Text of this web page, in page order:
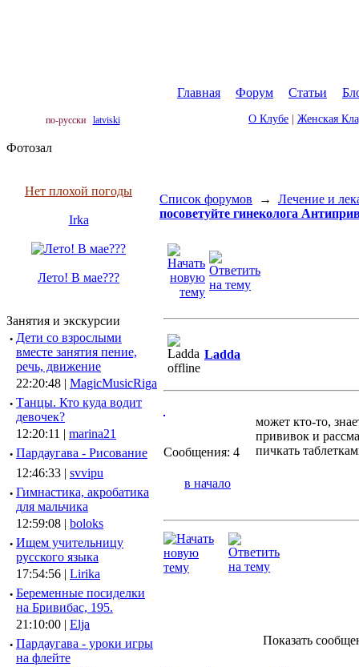
Главная Форум Статьи
по-русски latviski О Клубе Женская
Фотозал
Нет плохой погоды
Irka
Лето! В мае???
Занятия и экскурсии
· Дети со взрослыми
вместе занятия пение,
речь, движение
22:20:48 | MagicMusicRiga
· Танцы. Кто куда водит
девочек?
12:20:11 | marina21
· Пардаугава - Рисование
12:46:33 | svvipu
· Гимнастика, акробатика
для мальчика
12:59:08 | boloks
· Ищем учительницу
русского языка
17:54:56 | Lirika
· Беременные посиделки
на Бривибас, 195.
21:10:00 | Elja
· Пардаугава - уроки игры
на флейте
Список форумов → Лечение и
посоветуйте гинеколога
Ladda
Сообщения: 4
может кто-то,
прививок и
пичкать
в начало
Показать